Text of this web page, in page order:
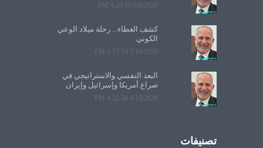
6/6/2026 4:24:58 PM
كشف الغطاء... رحلة ميلاد الوعي
الكوني
5/10/2026 3:17:54 PM
البعد النفسي والاستراتيجي في
صراع أمريكا وإسرائيل وإيران
4/15/2026 4:32:56 PM
تصنيفات